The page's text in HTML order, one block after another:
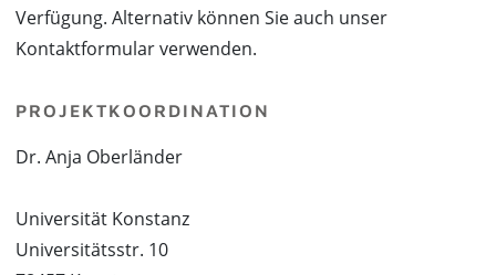
Verfügung. Alternativ können Sie auch unser
Kontaktformular verwenden.
PROJEKTKOORDINATION
Dr. Anja Oberländer
Universität Konstanz
Universitätsstr. 10